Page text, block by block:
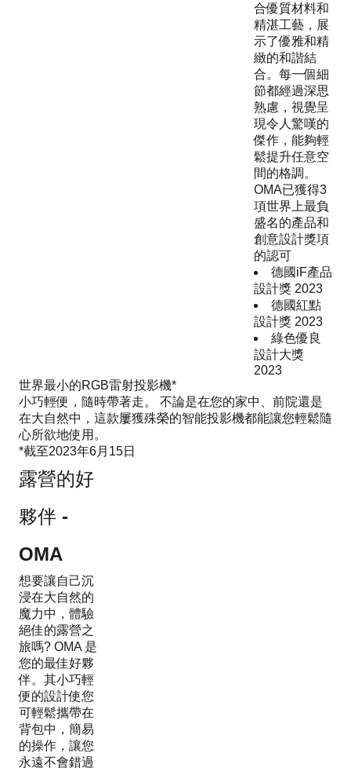
合優質材料和
精湛工藝，展
示了優雅和精
緻的和諧結
合。每一個細
節都經過深思
熟慮，視覺呈
現令人驚嘆的
傑作，能夠輕
鬆提升任意空
間的格調。
OMA已獲得3
項世界上最負
盛名的產品和
創意設計獎項
的認可
德國iF產品
設計獎 2023
德國紅點
設計獎 2023
綠色優良
設計大獎
2023
世界最小的RGB雷射投影機*
小巧輕便，隨時帶著走。 不論是在您的家中、前院還是
在大自然中，這款屢獲殊榮的智能投影機都能讓您輕鬆隨
心所欲地使用。
*截至2023年6月15日
露營的好
夥伴 -
OMA
想要讓自己沉
浸在大自然的
魔力中，體驗
絕佳的露營之
旅嗎? OMA 是
您的最佳好夥
伴。其小巧輕
便的設計使您
可輕鬆攜帶在
背包中，簡易
的操作，讓您
永遠不會錯過